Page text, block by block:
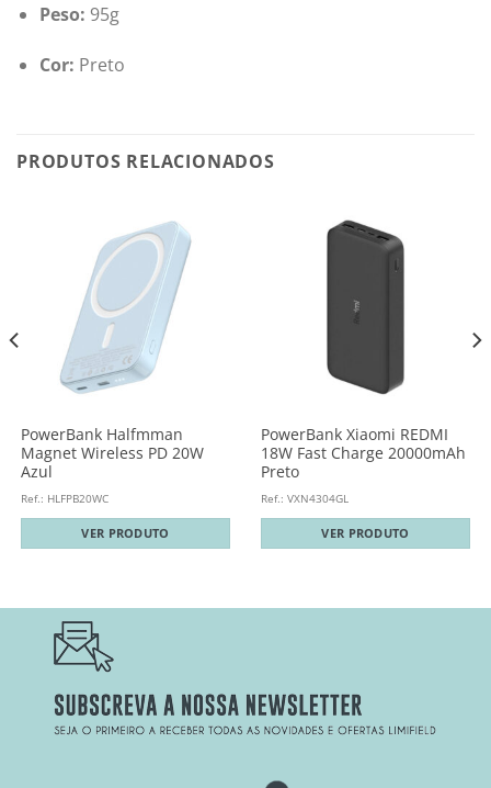
Peso: 95g
Cor: Preto
PRODUTOS RELACIONADOS
PowerBank Halfmman
Magnet Wireless PD 20W
Azul
Ref.: HLFPB20WC
VER PRODUTO
PowerBank Xiaomi REDMI
18W Fast Charge 20000mAh
Preto
Ref.: VXN4304GL
VER PRODUTO